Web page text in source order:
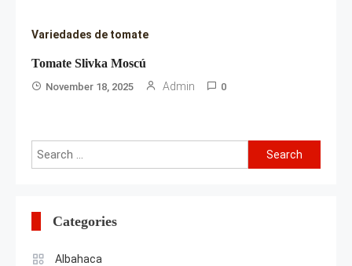
Variedades de tomate
Tomate Slivka Moscú
November 18, 2025 Admin 0
Search
for:
Categories
Albahaca